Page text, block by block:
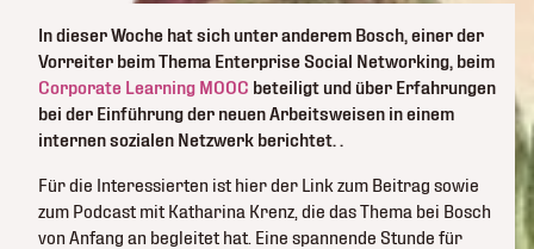
In dieser Woche hat sich unter anderem Bosch, einer der
Vorreiter beim Thema Enterprise Social Networking, beim
Corporate Learning MOOC beteiligt und über Erfahrungen
bei der Einführung der neuen Arbeitsweisen in einem
internen sozialen Netzwerk berichtet. .
Für die Interessierten ist hier der Link zum Beitrag sowie
zum Podcast mit Katharina Krenz, die das Thema bei Bosch
von Anfang an begleitet hat. Eine spannende Stunde für